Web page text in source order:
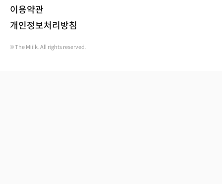
이용약관
개인정보처리방침
© The Miilk. All rights reserved.